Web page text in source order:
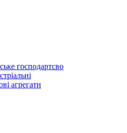
господартсво
агрегати